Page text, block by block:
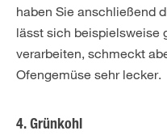
haben Sie anschließend
lässt sich beispielsweise
verarbeiten, schmeckt
Ofengemüse sehr lecker.
4. Grünkohl